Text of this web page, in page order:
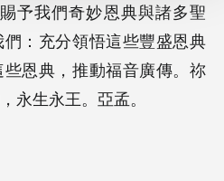
予我們奇妙恩典與諸多聖
：充分領悟這些豐盛恩典
恩典，推動福音廣傳。祢
永生永王。亞孟。